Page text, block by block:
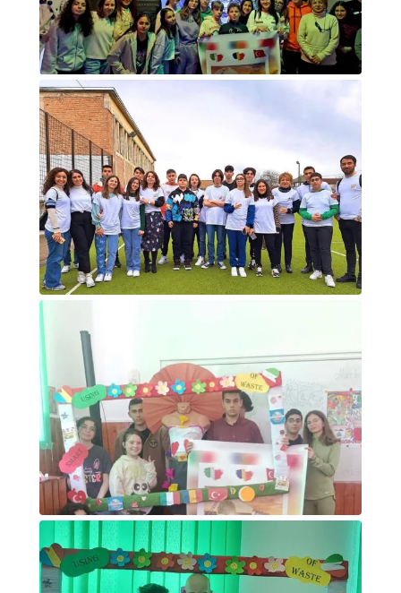
Foto di gruppo sulla luna
Foto di gruppo attività sportiva
Foto di gruppo